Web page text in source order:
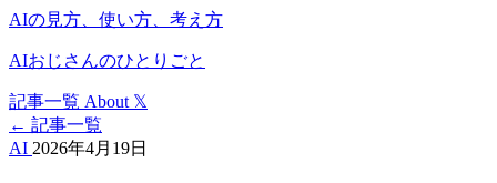
AIの見方、使い方、考え方
AIおじさんのひとりごと
記事一覧 About 𝕏
← 記事一覧
AI 2026年4月19日